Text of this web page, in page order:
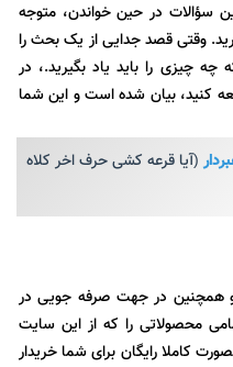
سؤالات در حین خواندن، متوجه
وقتی قصد جدایی از یک بحث را
چیزی را باید یاد بگیرید.، در
کنید، بیان شده است و این شما
(آیا قرعه کشی حرف اخر کلاه
و همچنین در جهت صرفه جویی در
محصولاتی را که از این سایت
کاملا رایگان برای شما خریدار